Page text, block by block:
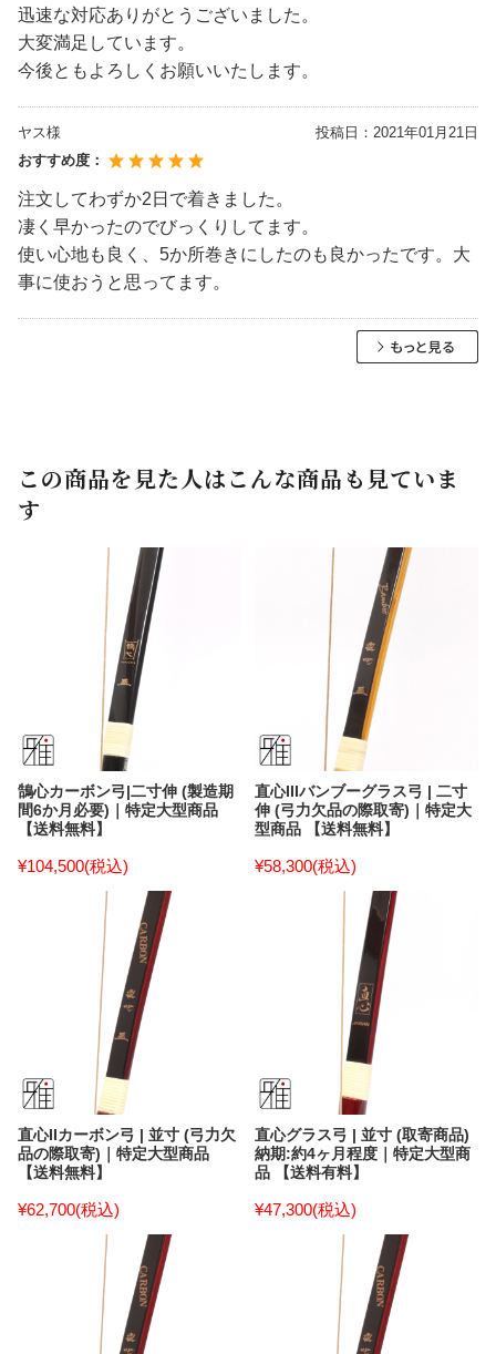
迅速な対応ありがとうございました。
大変満足しています。
今後ともよろしくお願いいたします。
ヤス様 投稿日： 2021年01月21日
おすすめ度：
注文してわずか2日で着きました。
凄く早かったのでびっくりしてます。
使い心地も良く、5か所巻きにしたのも良かったです。大
事に使おうと思ってます。
この商品を見た人はこんな商品も見ていま
す
鵠心カーボン弓|二寸伸 (製造期
間6か月必要)｜特定大型商品
【送料無料】
¥104,500(税込)
直心IIIバンブーグラス弓 | 二寸
伸 (弓力欠品の際取寄)｜特定大
型商品 【送料無料】
¥58,300(税込)
直心IIカーボン弓 | 並寸 (弓力欠
品の際取寄)｜特定大型商品
【送料無料】
¥62,700(税込)
直心グラス弓 | 並寸 (取寄商品)
納期:約4ヶ月程度｜特定大型商
品 【送料有料】
¥47,300(税込)